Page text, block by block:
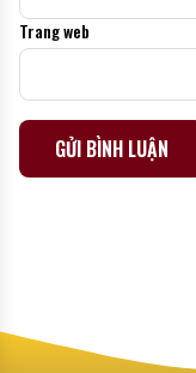
Trang web